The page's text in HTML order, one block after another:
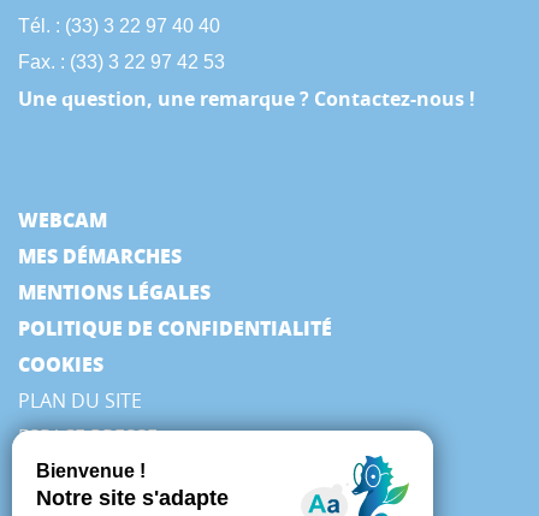
Tél. : (33) 3 22 97 40 40
Fax. : (33) 3 22 97 42 53
Une question, une remarque ? Contactez-nous !
WEBCAM
MES DÉMARCHES
MENTIONS LÉGALES
POLITIQUE DE CONFIDENTIALITÉ
COOKIES
PLAN DU SITE
ESPACE PRESSE